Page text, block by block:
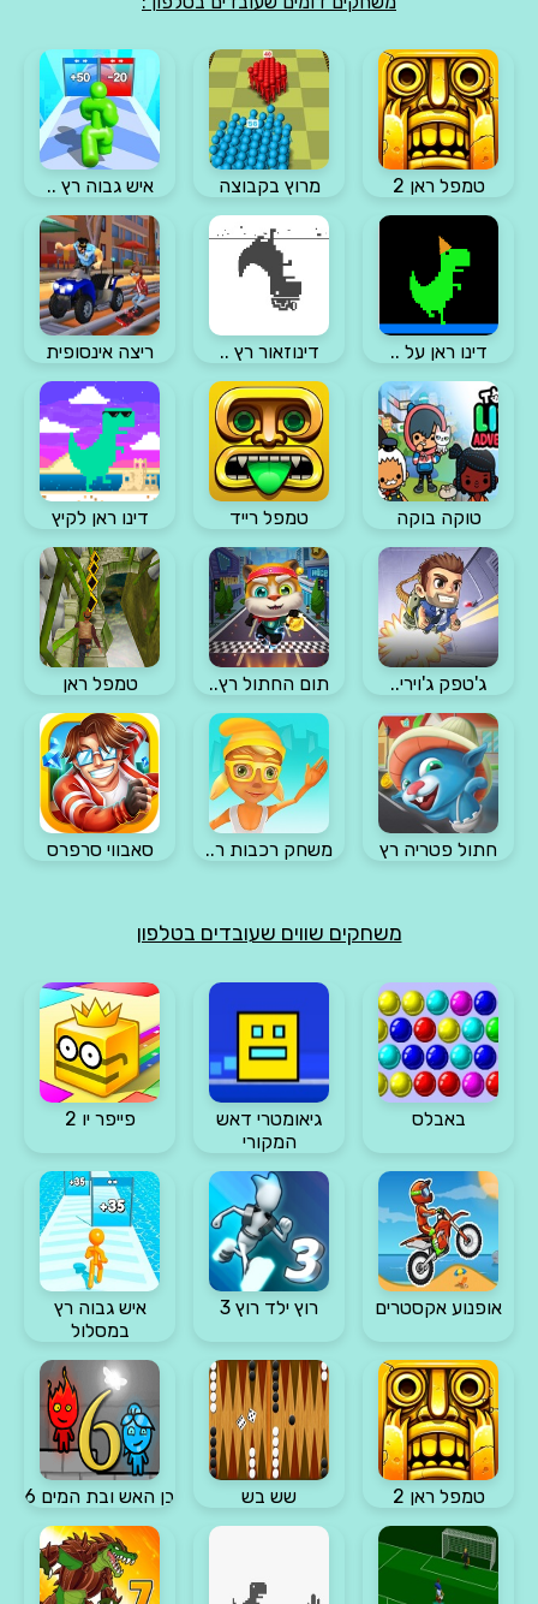
טמפל ראן 2 מרוץ בקבוצה איש גבוה רץ ..
דינו ראן על .. דינוזאור רץ .. ריצה אינסופית
טוקה בוקה טמפל רייד דינו ראן לקיץ
ג'טפק ג'וירי.. תום החתול רץ.. טמפל ראן
חתול פטריה רץ משחק רכבות ר.. סאבווי סרפרס
משחקים שווים שעובדים בטלפון
באבלס
גיאומטרי דאש
המקורי
פייפר יו 2
אופנוע אקסטרים רוץ ילד רוץ 3
איש גבוה רץ
במסלול
טמפל ראן 2 שש בש בן האש ובת המים 6